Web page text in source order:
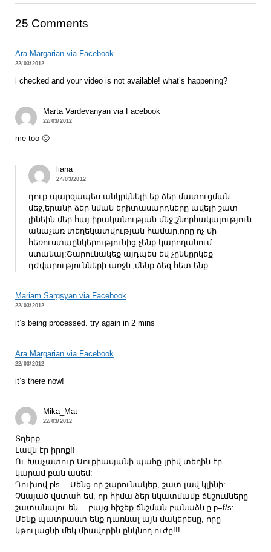
25 Comments
Ara Margarian via Facebook
22/03/2012
i checked and your video is not available! what’s happening?
Marta Vardevanyan via Facebook
22/03/2012
me too 🙁
liana
24/03/2012
դուք պարզապես անկրկնելի եք ձեր մատուցման
մեջ,երանի ձեր նման երիտասարդները ավելի շատ
լինեին մեր հայ իրականության մեջ,շնորհակալություն
անաչառ տեղեկատվության համար,որը ոչ մի
հեռուստաընկերությունից չենք կարողանում
ստանալ:Շարունակեք այդպես եվ չընկըրկեք
դժվարությունների առջև,մենք ձեզ հետ ենք
Mariam Sargsyan via Facebook
22/03/2012
it’s being processed. try again in 2 mins
Ara Margarian via Facebook
22/03/2012
it’s there now!
Mika_Mat
22/03/2012
Տղերք
Լավն էր իրոք!!
Ու Խաչատուր Սուքիասյանի պահը լրիվ տեղին էր.
կարամ բան ասեմ:
Դուխով pls… Սենց որ շարունակեք, շատ լավ կլինի:
Չնայած վստահ եմ, որ հիմա ձեր նկատմամբ ճնշումները
շատանալու են… բայց հիշեք ճնշման բանաձևը p=f/s:
Մենք պատրաստ ենք դառնալ այն մակերեսը, որը
կթուլացնի մեկ միավորին ընկնող ուժը!!!